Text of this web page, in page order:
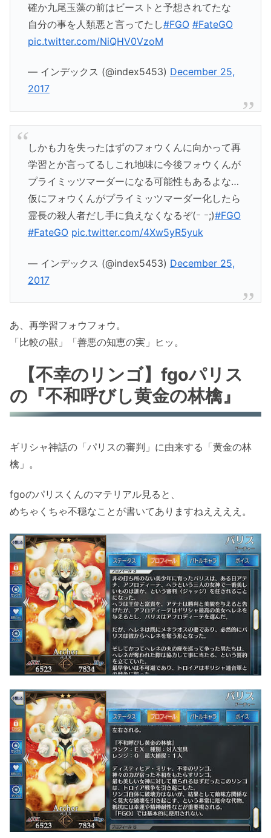
確か九尾玉藻の前はビーストと予想されてたな
自分の事を人類悪と言ってたし#FGO #FateGO
pic.twitter.com/NiQHV0VzoM
— インデックス (@index5453) December 25,
2017
しかも力を失ったはずのフォウくんに向かって再
学習とか言ってるしこれ地味に今後フォウくんが
プライミッツマーダーになる可能性もあるよな…
仮にフォウくんがプライミッツマーダー化したら
霊長の殺人者だし手に負えなくなるぞ(ｰ ｰ;)#FGO
#FateGO pic.twitter.com/4Xw5yR5yuk
— インデックス (@index5453) December 25,
2017
あ、再学習フォウフォウ。
「比較の獣」「善悪の知恵の実」ヒッ。
【不幸のリンゴ】fgoパリス
の『不和呼びし黄金の林檎』
ギリシャ神話の「パリスの審判」に由来する「黄金の林
檎」。
fgoのパリスくんのマテリアル見ると、
めちゃくちゃ不穏なことが書いてありますねええええ。